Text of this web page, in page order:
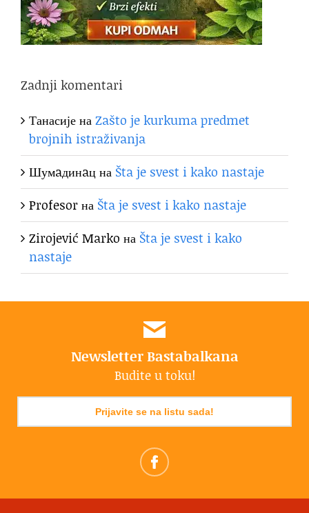
Zadnji komentari
ТанасијенаZašto je kurkuma predmet
brojnih istraživanja
Шумaдинaцна Šta je svest i kako nastaje
Profesorна Šta je svest i kako nastaje
Zirojević Marko на Šta je svest i kako
nastaje
Newsletter Bastabalkana
Budite u toku!
Prijavite se na listu sada!